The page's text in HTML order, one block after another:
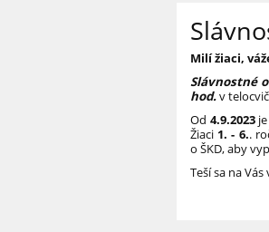
Milí žiaci,
Slávnostné
hod.v
Od 4.9.2023je
Žiaci 1. - 6..
o ŠKD, aby
Teší sa na